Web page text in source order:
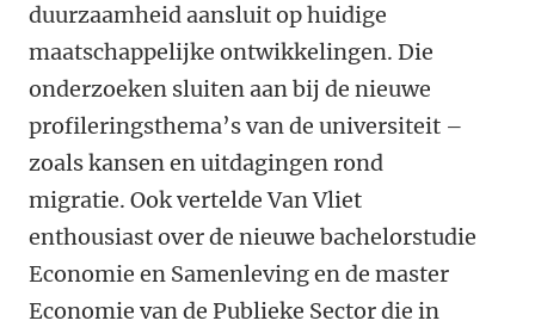
duurzaamheid aansluit op huidige
maatschappelijke ontwikkelingen. Die
onderzoeken sluiten aan bij de nieuwe
profileringsthema’s van de universiteit –
zoals kansen en uitdagingen rond
migratie. Ook vertelde Van Vliet
enthousiast over de nieuwe bachelorstudie
Economie en Samenleving en de master
Economie van de Publieke Sector die in